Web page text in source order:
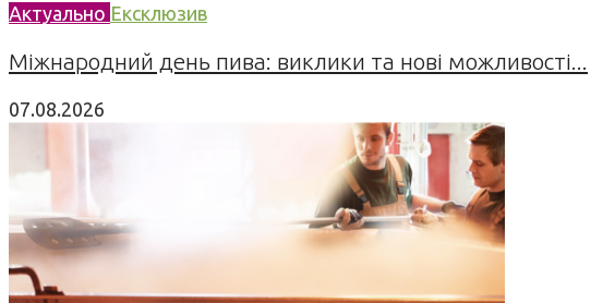
Актуально Ексклюзив
Міжнародний день пива: виклики та нові можливості...
07.08.2026